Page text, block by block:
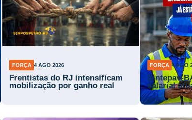
FORÇA 4 AGO 2026
Frentistas do RJ intensificam
mobilização por ganho real
FORÇA 4 AGO
Sintepav-
salarial